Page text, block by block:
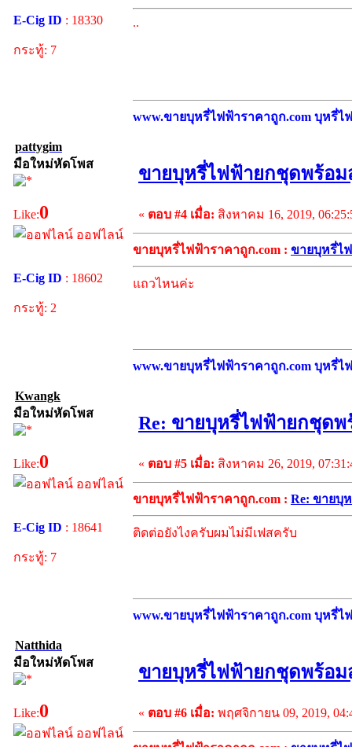
E-Cig ID : 18330
กระทู้: 7
..
www.ขายบุหรี่ไฟฟ้าราคาถูก.com บุหรี่ไ
pattygim
มือใหม่หัดโพส
Like:0
ออฟไลน์
E-Cig ID : 18602
กระทู้: 2
ขายบุหรี่ไฟฟ้ายกชุดพร้อ
« ตอบ #4 เมื่อ: สิงหาคม 16, 2019,
ขายบุหรี่ไฟฟ้าราคาถูก.com : ขายบุหรี่ไ
แถวไหนค่ะ
www.ขายบุหรี่ไฟฟ้าราคาถูก.com บุหรี่ไ
Kwangk
มือใหม่หัดโพส
Like:0
ออฟไลน์
E-Cig ID : 18641
กระทู้: 7
Re: ขายบุหรี่ไฟฟ้ายกชุด
« ตอบ #5 เมื่อ: สิงหาคม 26, 2019,
ขายบุหรี่ไฟฟ้าราคาถูก.com : Re: ขายบุ
ติดต่อยังไงครับผมไม่มีเฟสครับ
www.ขายบุหรี่ไฟฟ้าราคาถูก.com บุหรี่ไ
Natthida
มือใหม่หัดโพส
Like:0
ออฟไลน์
ขายบุหรี่ไฟฟ้ายกชุดพร้อ
« ตอบ #6 เมื่อ: พฤศจิกายน 09, 2019,